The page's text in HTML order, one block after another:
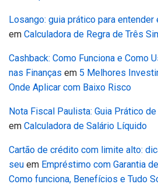
Losango: guia prático para entender
em Calculadora de Regra de Três
Cashback: Como Funciona e Como
nas Finanças em 5 Melhores
Onde Aplicar com Baixo Risco
Nota Fiscal Paulista: Guia Prático
em Calculadora de Salário Líquido
Cartão de crédito com limite alto:
seu em Empréstimo com Garantia
Como funciona, Benefícios e Tudo